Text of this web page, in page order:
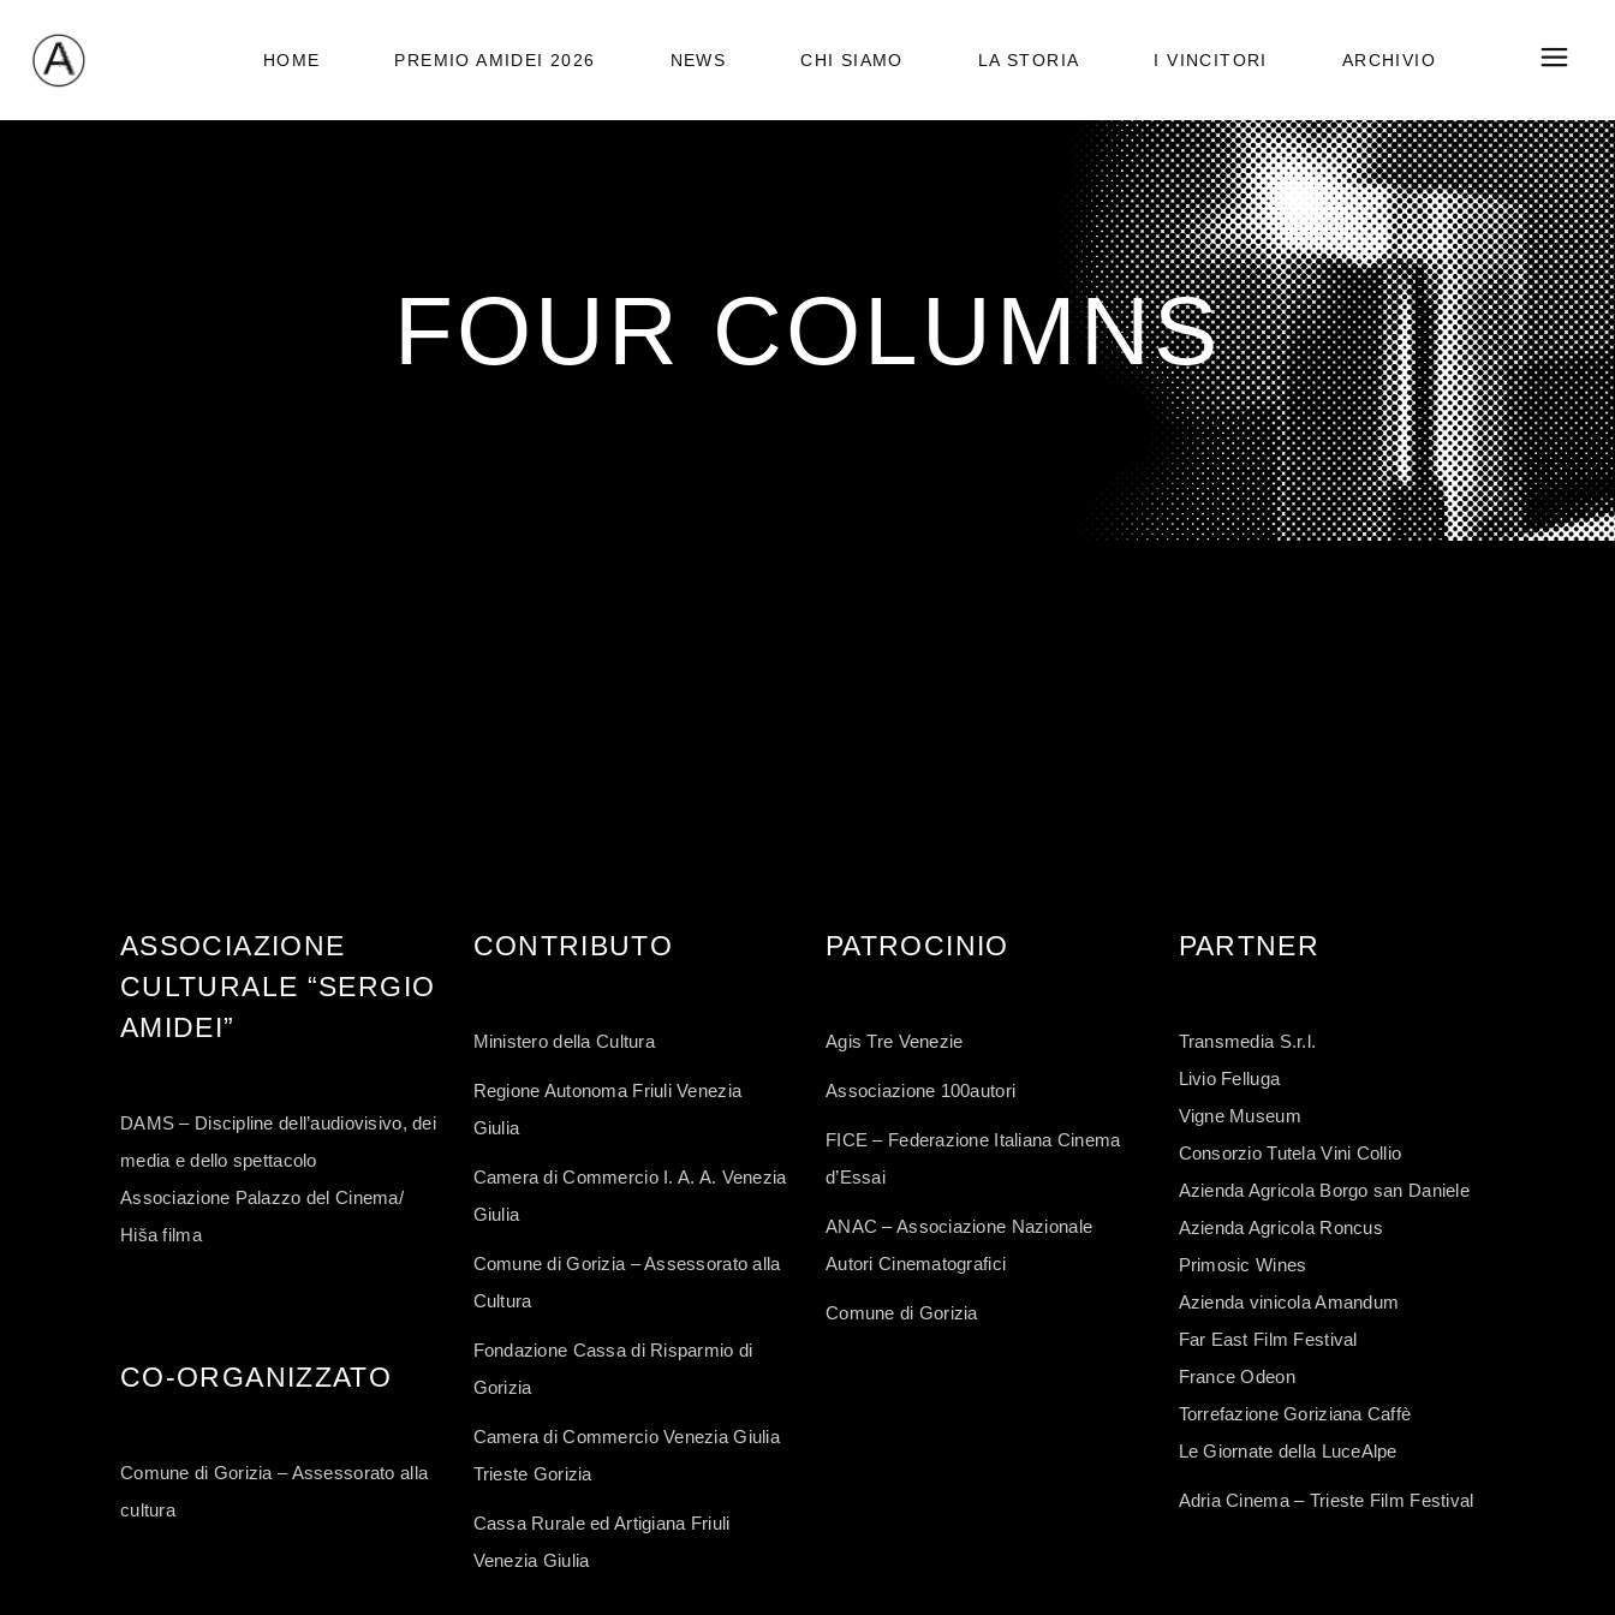
HOME PREMIO AMIDEI 2026 NEWS CHI SIAMO LA STORIA I VINCITORI ARCHIVIO
PUBBLICAZIONI
EDIZIONI PRECEDENTI
FOUR COLUMNS
ASSOCIAZIONE
CULTURALE “SERGIO
AMIDEI”
DAMS – Discipline dell’audiovisivo, dei
media e dello spettacolo
Associazione Palazzo del Cinema/
Hiša filma
CO-ORGANIZZATO
Comune di Gorizia – Assessorato alla
cultura
CONTRIBUTO
Ministero della Cultura
Regione Autonoma Friuli Venezia
Giulia
Camera di Commercio I. A. A. Venezia
Giulia
Comune di Gorizia – Assessorato alla
Cultura
Fondazione Cassa di Risparmio di
Gorizia
Camera di Commercio Venezia Giulia
Trieste Gorizia
Cassa Rurale ed Artigiana Friuli
Venezia Giulia
PATROCINIO
Agis Tre Venezie
Associazione 100autori
FICE – Federazione Italiana Cinema
d’Essai
ANAC – Associazione Nazionale
Autori Cinematografici
Comune di Gorizia
PARTNER
Transmedia S.r.l.
Livio Felluga
Vigne Museum
Consorzio Tutela Vini Collio
Azienda Agricola Borgo san Daniele
Azienda Agricola Roncus
Primosic Wines
Azienda vinicola Amandum
Far East Film Festival
France Odeon
Torrefazione Goriziana Caffè
Le Giornate della LuceAlpe
Adria Cinema – Trieste Film Festival